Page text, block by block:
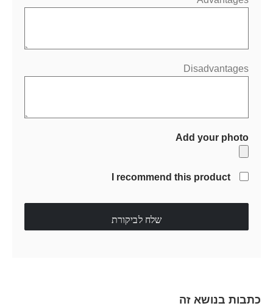
Disadvantages
Add your photo
I recommend this product
שלח לביקורת
כתבות בנושא זה